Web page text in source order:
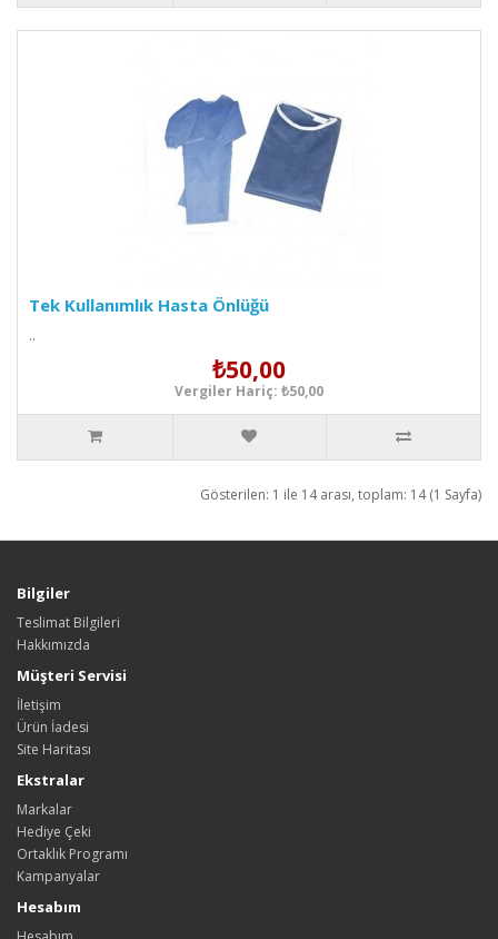
Tek Kullanımlık Hasta Önlüğü
..
₺50,00
Vergiler Hariç: ₺50,00
Gösterilen: 1 ile 14 arası, toplam: 14 (1 Sayfa)
Bilgiler
Teslimat Bilgileri
Hakkımızda
Müşteri Servisi
İletişim
Ürün İadesi
Site Haritası
Ekstralar
Markalar
Hediye Çeki
Ortaklık Programı
Kampanyalar
Hesabım